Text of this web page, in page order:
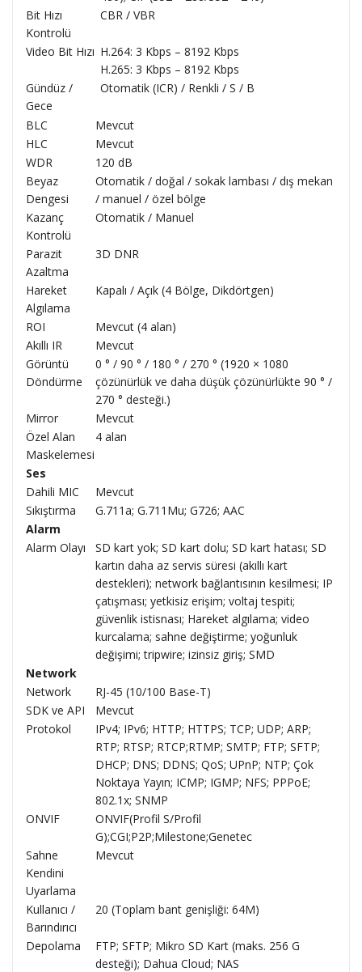
Bit Hızı
Kontrolü
CBR / VBR
Video Bit Hızı H.264: 3 Kbps – 8192 Kbps
H.265: 3 Kbps – 8192 Kbps
Gündüz /
Gece
Otomatik (ICR) / Renkli / S / B
BLC
Mevcut
HLC
Mevcut
WDR
120 dB
Beyaz
Dengesi
Otomatik / doğal / sokak lambası / dış mekan
/ manuel / özel bölge
Kazanç
Kontrolü
Otomatik / Manuel
Parazit
Azaltma
3D DNR
Hareket
Algılama
Kapalı / Açık (4 Bölge, Dikdörtgen)
ROI
Mevcut (4 alan)
Akıllı IR
Mevcut
Görüntü
Döndürme
0 ° / 90 ° / 180 ° / 270 ° (1920 × 1080
çözünürlük ve daha düşük çözünürlükte 90 ° /
270 ° desteği.)
Mirror
Mevcut
Özel Alan
Maskelemesi
4 alan
Ses
Dahili MIC
Mevcut
Sıkıştırma
G.711a; G.711Mu; G726; AAC
Alarm
Alarm Olayı
SD kart yok; SD kart dolu; SD kart hatası; SD
kartın daha az servis süresi (akıllı kart
destekleri); network bağlantısının kesilmesi; IP
çatışması; yetkisiz erişim; voltaj tespiti;
güvenlik istisnası; Hareket algılama; video
kurcalama; sahne değiştirme; yoğunluk
değişimi; tripwire; izinsiz giriş; SMD
Network
Network
RJ-45 (10/100 Base-T)
SDK ve API
Mevcut
Protokol
IPv4; IPv6; HTTP; HTTPS; TCP; UDP; ARP;
RTP; RTSP; RTCP;RTMP; SMTP; FTP; SFTP;
DHCP; DNS; DDNS; QoS; UPnP; NTP; Çok
Noktaya Yayın; ICMP; IGMP; NFS; PPPoE;
802.1x; SNMP
ONVIF
ONVIF(Profil S/Profil
G);CGI;P2P;Milestone;Genetec
Sahne
Kendini
Uyarlama
Mevcut
Kullanıcı /
Barındırıcı
20 (Toplam bant genişliği: 64M)
Depolama
FTP; SFTP; Mikro SD Kart (maks. 256 G
desteği); Dahua Cloud; NAS